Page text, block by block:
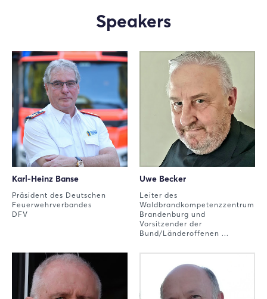
Whatsapp
Link kopieren
Speakers
Karl-Heinz Banse
Präsident des Deutschen
Feuerwehrverbandes
DFV
Uwe Becker
Leiter des
Waldbrandkompetenzzentrum
Brandenburg und
Vorsitzender der
Bund/Länderoffenen ...